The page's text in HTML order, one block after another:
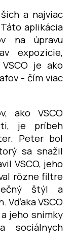
a najviac
aplikácia
na úpravu
expozície,
je ako
- čím viac
ako VSCO
je príbeh
Peter bol
sa snažil
VSCO, jeho
rôzne filtre
štýl a
Vďaka VSCO
jeho snímky
sociálnych